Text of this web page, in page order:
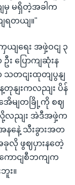
မှ မရှိတဲ့အခါက
ရတယျ။"
ျရေး အဖှဲ့ဝငျ ၃
ပြောကျဆုံးန
တငျးထုတျပွနျ
တုနျးကလညျး ပိန်
အေိမျတခြို့ကို စဈ
လညျး အဲဒီအဖှဲ့က
နနေဲ့ သီးခွားအတ
ခုလို ဖွဈပှားနတေဲ့
ောငျစီဘကျက
း။